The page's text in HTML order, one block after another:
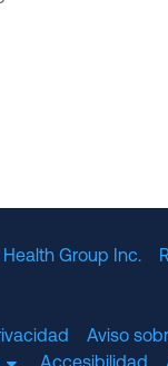
Group Inc.
Aviso